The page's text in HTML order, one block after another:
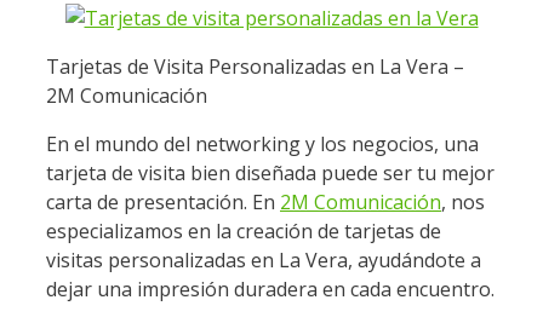
Tarjetas de Visita Personalizadas en La Vera –
2M Comunicación
En el mundo del networking y los negocios, una
tarjeta de visita bien diseñada puede ser tu mejor
carta de presentación. En 2M Comunicación, nos
especializamos en la creación de tarjetas de
visitas personalizadas en La Vera, ayudándote a
dejar una impresión duradera en cada encuentro.